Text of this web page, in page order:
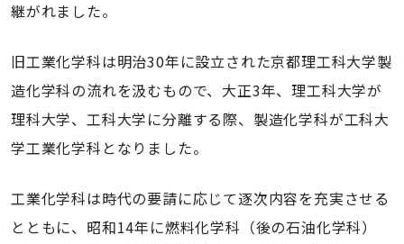
継がれました。
旧工業化学科は明治30年に設立された京都理工科大学製
造化学科の流れを汲むもので、大正3年、理工科大学が
理科大学、工科大学に分離する際、製造化学科が工科大
学工業化学科となりました。
工業化学科は時代の要請に応じて逐次内容を充実させる
とともに、昭和14年に燃料化学科（後の石油化学科）